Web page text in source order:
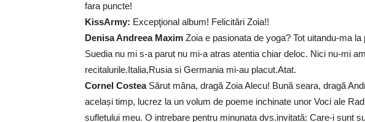
fara puncte!
KissArmy: Excepţional album! Felicitări Zoia!!
Denisa Andreea Maxim Zoia e pasionata de yoga? Tot uitandu-ma
Suedia nu mi s-a parut nu mi-a atras atentia chiar deloc. Nici nu-mi
recitalurile.Italia,Rusia si Germania mi-au placut.Atat.
Cornel Costea Sărut mâna, dragă Zoia Alecu! Bună seara, dragă
același timp, lucrez la un volum de poeme inchinate unor Voci ale
sufletului meu. O intrebare pentru minunata dvs.invitată: Care-i sunt